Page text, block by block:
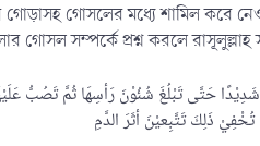
গোসলের মধ্যে শামিল করে
গোসল সম্পর্কে প্রশ্ন করলে রাসূলুল্লাহ